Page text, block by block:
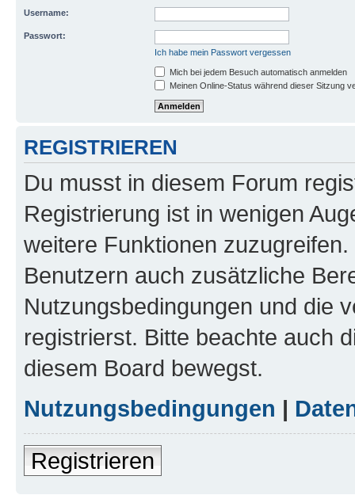
Username:
Passwort:
Ich habe mein Passwort vergessen
Mich bei jedem Besuch automatisch anmelden
Meinen Online-Status während dieser Sitzung
REGISTRIEREN
Du musst in diesem Forum
Registrierung ist in wenigen
weitere Funktionen
Benutzern auch zusätzliche
Nutzungsbedingungen und die
registrierst. Bitte beachte auch
diesem Board bewegst.
Nutzungsbedingungen |
Registrieren